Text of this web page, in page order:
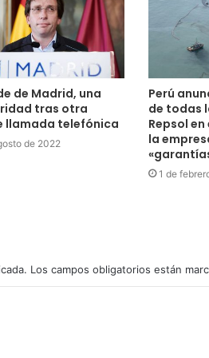
de Madrid, una
tras otra
llamada telefónica
de 2022
Perú
de todas
Repsol
la
1 de
Los campos obligatorios están